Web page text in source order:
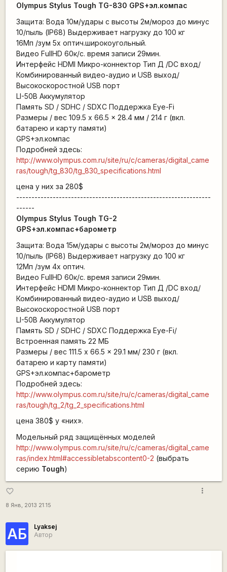
Olympus Stylus Tough TG-830 GPS+эл.компас
Защита: Вода 10м/удары с высоты 2м/мороз до минус
10/пыль (IP68) Выдерживает нагрузку до 100 кг
16Мп /зум 5x оптич.широкоугольный.
Видео FullHD 60к/с. время записи 29мин.
Интерфейс HDMI Микро-коннектор Тип Д /DC вход/
Комбинированный видео-аудио и USB выход/
Высокоскоростной USB порт
LI-50B Аккумулятор
Память SD / SDHC / SDXC Поддержка Eye-Fi
Размеры / вес 109.5 x 66.5 x 28.4 мм / 214 г (вкл.
батарею и карту памяти)
GPS+эл.компас
Подробней здесь:
http://www.olympus.com.ru/site/ru/c/cameras/digital_came
ras/tough/tg_830/tg_830_specifications.html
цена у них за 280$
----------------------------------------------------------------
------
Olympus Stylus Tough TG-2
GPS+эл.компас+барометр
Защита: Вода 15м/удары с высоты 2м/мороз до минус
10/пыль (IP68) Выдерживает нагрузку до 100 кг
12Мп /зум 4x оптич.
Видео FullHD 60к/с. время записи 29мин.
Интерфейс HDMI Микро-коннектор Тип Д /DC вход/
Комбинированный видео-аудио и USB выход/
Высокоскоростной USB порт
LI-50B Аккумулятор
Память SD / SDHC / SDXC Поддержка Eye-Fi/
Встроенная память 22 МБ
Размеры / вес 111.5 x 66.5 x 29.1 мм/ 230 г (вкл.
батарею и карту памяти)
GPS+эл.компас+барометр
Подробней здесь:
http://www.olympus.com.ru/site/ru/c/cameras/digital_came
ras/tough/tg_2/tg_2_specifications.html
цена 380$ у «них».
Модельный ряд защищённых моделей
http://www.olympus.com.ru/site/ru/c/cameras/digital_came
ras/index.html#accessibletabscontent0-2 (выбрать
серию Tough)
favorite_border
8 Янв, 2013 21:15
more_vert
АБ
Lyaksej
Автор